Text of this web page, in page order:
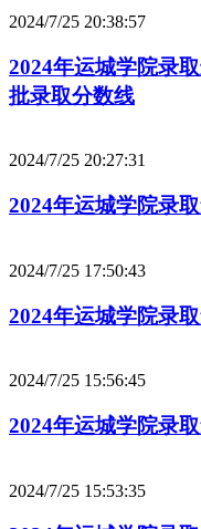
2024/7/25 20:38:57
2024年运城学院录
批录取分数线
2024/7/25 20:27:31
2024年运城学院录
2024/7/25 17:50:43
2024年运城学院录
2024/7/25 15:56:45
2024年运城学院录
2024/7/25 15:53:35